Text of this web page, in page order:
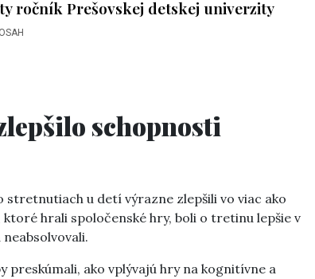
ročník Prešovskej detskej univerzity
schopnosti
u detí výrazne zlepšili vo viac ako
hrali spoločenské hry, boli o tretinu lepšie v
preskúmali, ako vplývajú hry na kognitívne a